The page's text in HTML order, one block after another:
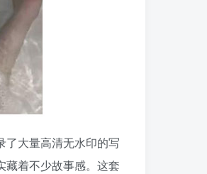
了大量高清无水印的写
藏着不少故事感。这套